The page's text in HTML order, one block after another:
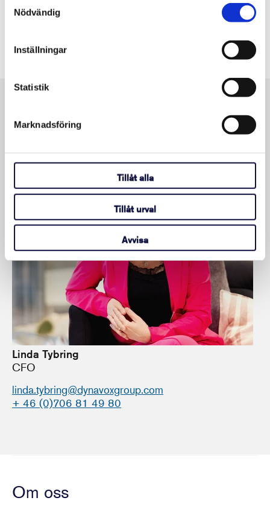
Nödvändig
Inställningar
Statistik
Marknadsföring
Tillåt alla
Tillåt urval
Avvisa
28 mars 2024
Kontakt
Linda Tybring
CFO
linda.tybring@dynavoxgroup.com
+ 46 (0)706 81 49 80
Om oss